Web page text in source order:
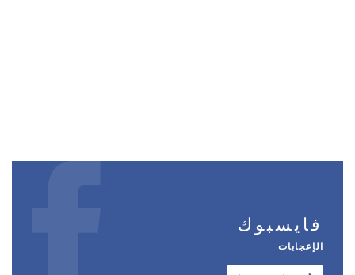
فايسبوك
الإعجابات